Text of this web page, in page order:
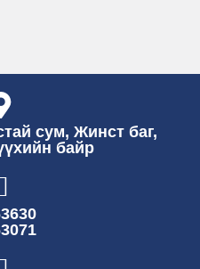
сум, Жинст баг,
байр